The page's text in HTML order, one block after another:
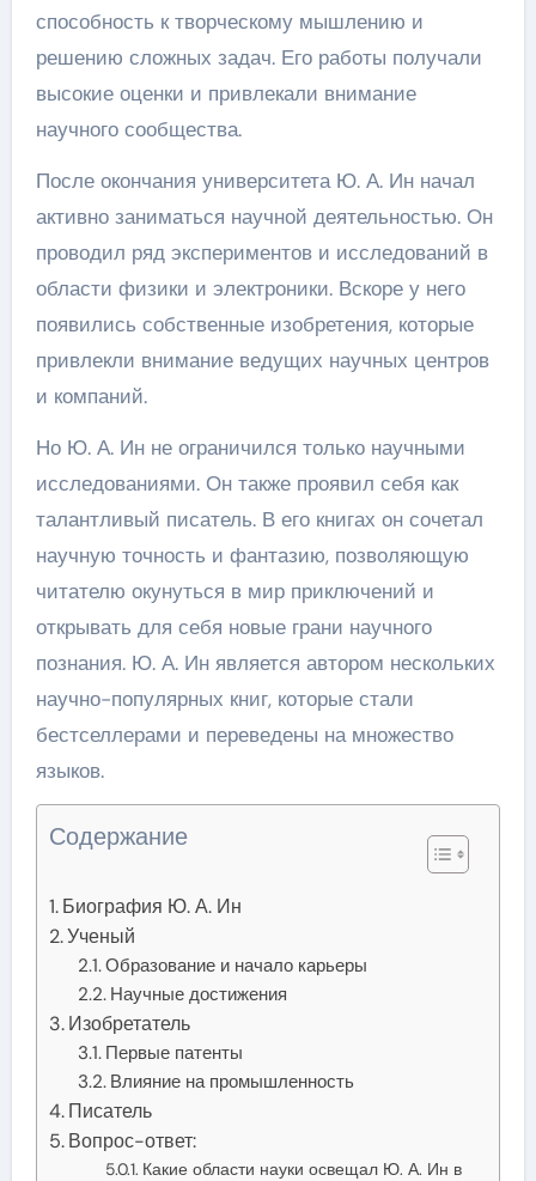
способность к творческому мышлению и
решению сложных задач. Его работы получали
высокие оценки и привлекали внимание
научного сообщества.
После окончания университета Ю. А. Ин начал
активно заниматься научной деятельностью. Он
проводил ряд экспериментов и исследований в
области физики и электроники. Вскоре у него
появились собственные изобретения, которые
привлекли внимание ведущих научных центров
и компаний.
Но Ю. А. Ин не ограничился только научными
исследованиями. Он также проявил себя как
талантливый писатель. В его книгах он сочетал
научную точность и фантазию, позволяющую
читателю окунуться в мир приключений и
открывать для себя новые грани научного
познания. Ю. А. Ин является автором нескольких
научно-популярных книг, которые стали
бестселлерами и переведены на множество
языков.
Содержание
Биография Ю. А. Ин
Ученый
Образование и начало карьеры
Научные достижения
Изобретатель
Первые патенты
Влияние на промышленность
Писатель
Вопрос-ответ:
Какие области науки освещал Ю. А. Ин в